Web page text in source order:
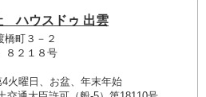
ハウスドゥ 出雲
町３－２
８２１８号
火曜日、お盆、年末年始